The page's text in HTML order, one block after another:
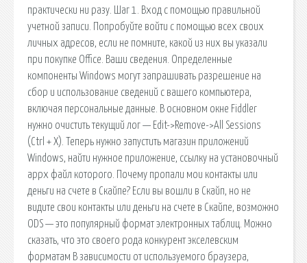
практически ни разу. Шаг 1. Вход с помощью правильной
учетной записи. Попробуйте войти с помощью всех своих
личных адресов, если не помните, какой из них вы указали
при покупке Office. Ваши сведения. Определенные
компоненты Windows могут запрашивать разрешение на
сбор и использование сведений с вашего компьютера,
включая персональные данные. В основном окне Fiddler
нужно очистить текущий лог — Edit->Remove->All Sessions
(Ctrl + X). Теперь нужно запустить магазин приложений
Windows, найти нужное приложение, ссылку на установочный
appx файл которого. Почему пропали мои контакты или
деньги на счете в Скайпе? Если вы вошли в Скайп, но не
видите свои контакты или деньги на счете в Скайпе, возможно
ODS — это популярный формат электронных таблиц. Можно
сказать, что это своего рода конкурент экселевским
форматам В зависимости от используемого браузера,